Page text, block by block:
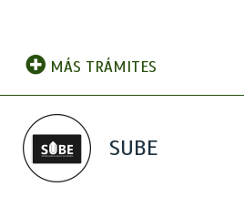
MÁS TRÁMITES
SUBE